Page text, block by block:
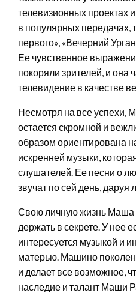
телевизионных проектах
в популярных передачах,
первого», «Вечерний
Ее чувственное
покоряли зрителей, и она
телевидение в качестве
Несмотря на все успехи,
остается скромной и
образом ориентирована
искренней музыки,
слушателей. Ее песни о
звучат по сей день,
Свою личную жизнь Маша
держать в секрете. У нее
интересуется музыкой и
матерью. Машино
и делает все возможное,
наследие и талант Маши